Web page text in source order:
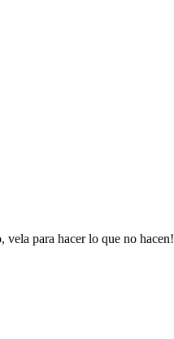
vela para hacer lo que no hacen!